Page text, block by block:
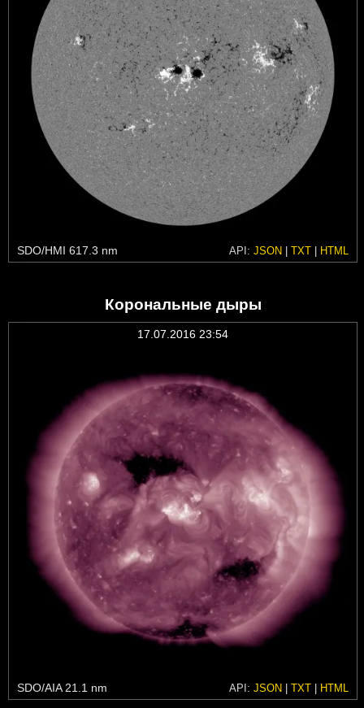
SDO/HMI 617.3 nm API: JSON | TXT | HTML
Корональные дыры
17.07.2016 23:54
SDO/AIA 21.1 nm API: JSON | TXT | HTML